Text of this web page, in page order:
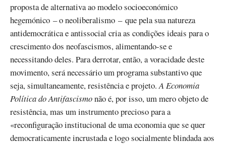
proposta de alternativa ao modelo socioeconómico
hegemónico – o neoliberalismo – que pela sua natureza
antidemocrática e antissocial cria as condições ideais para o
crescimento dos neofascismos, alimentando-se e
necessitando deles. Para derrotar, então, a voracidade deste
movimento, será necessário um programa substantivo que
seja, simultaneamente, resistência e projeto.A Economia
Política do Antifascismonão é, por isso, um mero objeto de
resistência, mas um instrumento precioso para a
«reconfiguração institucional de uma economia que se quer
democraticamente incrustada e logo socialmente blindada aos